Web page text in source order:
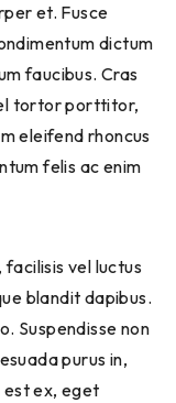
et. Fusce
dictum
faucibus. Cras
tortor porttitor,
eleifend rhoncus
felis ac enim
vel luctus
blandit dapibus.
Suspendisse non
purus in,
est ex, eget